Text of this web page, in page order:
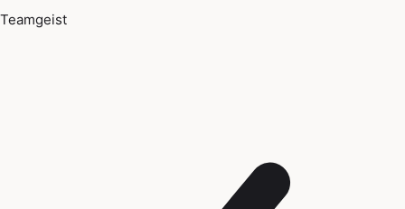
Teamgeist